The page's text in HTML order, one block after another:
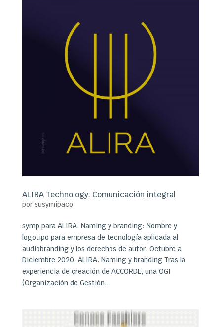
ALIRA Technology. Comunicación integral
por susymipaco
symp para ALIRA. Naming y branding: Nombre y
logotipo para empresa de tecnología aplicada al
audiobranding y los derechos de autor. Octubre a
Diciembre 2020. ALIRA. Naming y branding Tras la
experiencia de creación de ACCORDE, una OGI
(Organización de Gestión...